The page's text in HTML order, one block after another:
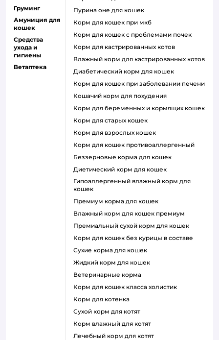
Груминг
Амуниция для
кошек
Средства
ухода и
гигиены
Ветаптека
пурина оне для кошек
корм для кошек при мкб
корм для кошек с проблемами почек
Корм для кастрированных котов
влажный корм для кастрированных котов
диабетический корм для кошек
корм для кошек при заболевании печени
кошачий корм для похудения
корм для беременных и кормящих кошек
корм для старых кошек
корм для взрослых кошек
корм для кошек противоаллергенный
беззерновые корма для кошек
диетический корм для кошек
гипоаллергенный влажный корм для
кошек
премиум корма для кошек
влажный корм для кошек премиум
премиальный сухой корм для кошек
корм для кошек без курицы в составе
сухие корма для кошек
жидкий корм для кошек
ветеринарные корма
корм для кошек класса холистик
корм для котенка
сухой корм для котят
корм влажный для котят
лечебный корм для котят